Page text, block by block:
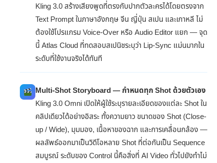
Kling 3.0 สร้างเสียงพูดที่ตรงกับปากตัวละครได้โดยตรงจาก
Text Prompt ในภาษาอังกฤษ จีน ญี่ปุ่น สเปน และเกาหลี ไม่
ต้องใช้โปรแกรม Voice-Over หรือ Audio Editor แยก — จุด
นี้ Atlas Cloud ที่ทดสอบสเปนิชระบุว่า Lip-Sync แม่นมากใน
ระดับที่ใช้งานจริงได้ทันที
Multi-Shot Storyboard — กำหนดทุก Shot ด้วยตัวเอง
Kling 3.0 Omni เปิดให้ผู้ใช้ระบุรายละเอียดของแต่ละ Shot ใน
คลิปเดียวได้อย่างอิสระ ทั้งความยาว ขนาดของ Shot (Close-
up / Wide), มุมมอง, เนื้อหาของฉาก และการเคลื่อนกล้อง —
ผลลัพธ์ออกมาเป็นวิดีโอหลาย Shot ที่ต่อกันเป็น Sequence
สมบูรณ์ ระดับของ Control นี้คือสิ่งที่ AI Video ทั่วไปยังทำไม่